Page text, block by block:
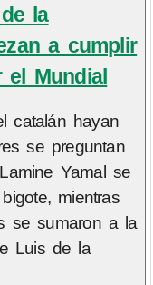
la
a cumplir
el Mundial
catalán hayan
se preguntan
Yamal se
mientras
se sumaron a la
Luis de la